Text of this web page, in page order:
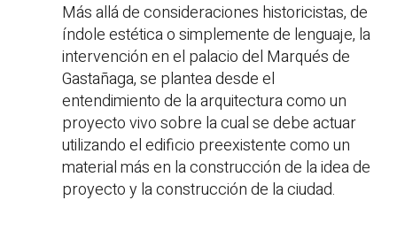
Más allá de consideraciones historicistas, de
índole estética o simplemente de lenguaje, la
intervención en el palacio del Marqués de
Gastañaga, se plantea desde el
entendimiento de la arquitectura como un
proyecto vivo sobre la cual se debe actuar
utilizando el edificio preexistente como un
material más en la construcción de la idea de
proyecto y la construcción de la ciudad.